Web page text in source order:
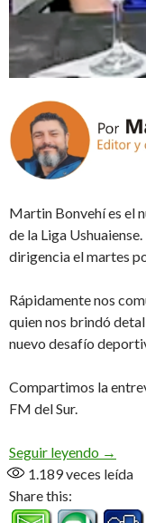
Martin Bonvehí es el
de la Liga
dirigencia el martes
Rápidamente nos
quien nos brindó
nuevo desafío
Compartimos la
FM del Sur.
Seguir leyendo →
1.189veces leída
Share this: